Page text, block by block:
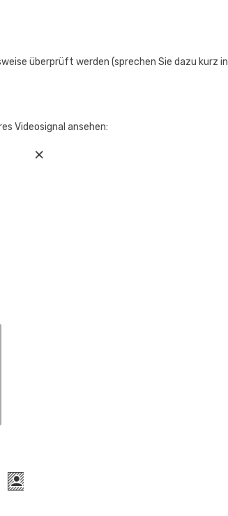
überprüft werden (sprechen Sie dazu kurz in
Videosignal ansehen: